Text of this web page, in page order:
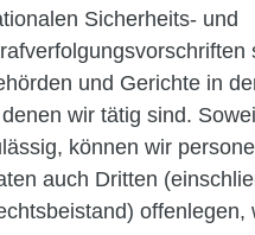
Sicherheits- und
und Gerichte in
wir tätig sind.
können wir
auch Dritten
offenlegen,